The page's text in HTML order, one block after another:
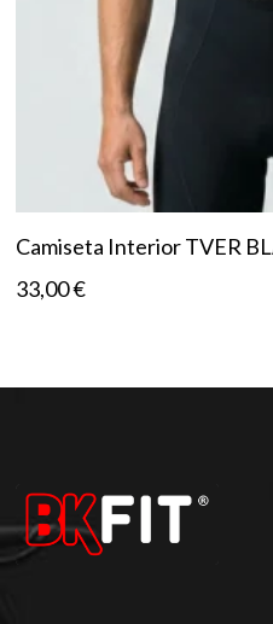
Camiseta Interior TVER
33,00€